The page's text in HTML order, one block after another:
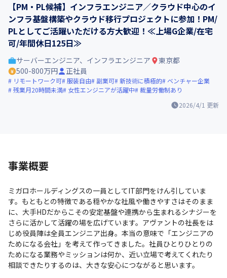
【PM・PL候補】インフラエンジニア／クラウド中心のイ
ンフラ基盤構築やクラウド移行プロジェクトに参加！PM/
PLとしてご活躍いただける方大歓迎！≪上場G企業/在宅
可/年間休日125日≫
2026/4/1 更新
サーバーエンジニア、インフラエンジニア
東京都
500-800万円
正社員
リモートワーク可 服装自由 副業可 新技術に積極的
ベンチャー企業
残業月20時間未満
女性エンジニアが活躍中 裁量労働制あり
事業概要
ミガロホールディングスの一員としてIT部門をけん引していま
す。もともとの特徴である穏やかな社風や働きやすさはそのまま
に、大手HDだからこその安定基盤や連携から生まれるシナジーを
さらに活かして活躍の場を広げています。アヴァントの社長をは
じめ役員陣は全員エンジニア出身。本当の意味で「エンジニアの
ためになる会社」を考えて作ってきました。社員ひとりひとりの
ためになる業務やミッションは何か、近い立場で考えてくれたり
相談できたりするのは、大きな安心につながると思います。